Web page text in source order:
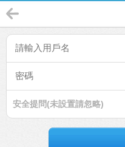
安全提問(未設置請忽略)